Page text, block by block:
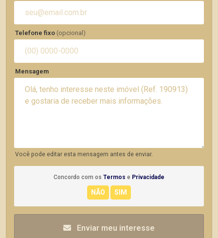
Telefone fixo (opcional)
Mensagem
Você pode editar esta mensagem antes de enviar.
Concordo com os Termos e Privacidade
Enviar meu interesse